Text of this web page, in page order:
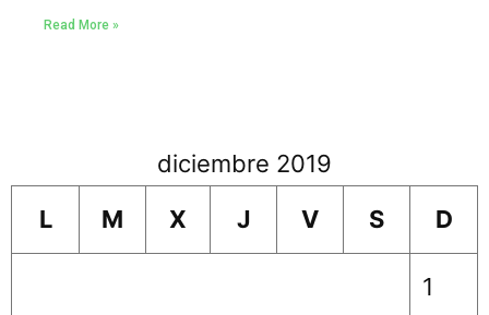
Read More »
diciembre 2019
L
M X J V S D
1